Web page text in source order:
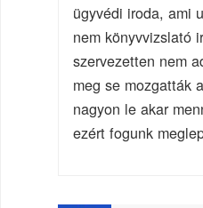
ügyvédi iroda, ami
nem könyvvizslató
szervezetten nem
meg se mozgatták
nagyon le akar
ezért fogunk